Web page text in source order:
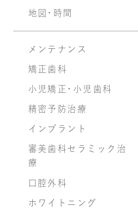
地図・時間
メンテナンス
矯正歯科
小児矯正・小児歯科
精密予防治療
インプラント
審美歯科セラミック治
療
口腔外科
ホワイトニング